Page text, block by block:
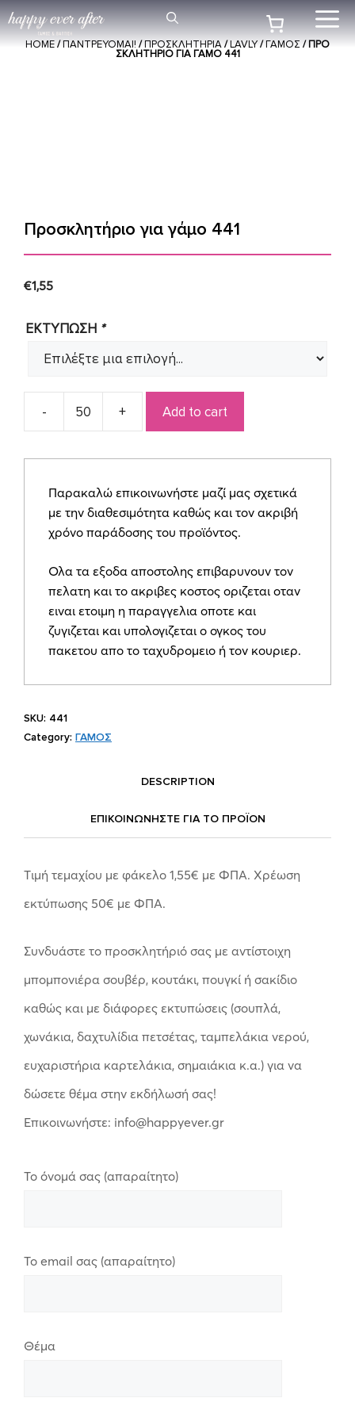
Μετάβαση
σε
περιεχόμενο
HOME/ΠΑΝΤΡΕΥΟΜΑΙ!/ΠΡΟΣΚΛΗΤΉΡΙΑ/LAVLY/ΓΑΜΟΣ/ ΠΡΟ
ΣΚΛΗΤΉΡΙΟ ΓΙΑ ΓΆΜΟ 441
Προσκλητήριο για γάμο 441
€1,55
ΕΚΤΥΠΩΣΗ *
Προσκλητήριο
γάμο
quantity
Add to cart
Παρακαλώ επικοινωνήστε μαζί μας σχετικά
με την διαθεσιμότητα καθώς και τον ακριβή
χρόνο παράδοσης του προϊόντος.
Ολα τα εξοδα αποστολης επιβαρυνουν τον
πελατη και το ακριβες κοστος οριζεται οταν
ειναι ετοιμη η παραγγελια οποτε και
ζυγιζεται και υπολογιζεται ο ογκος του
πακετου απο το ταχυδρομειο ή τον κουριερ.
SKU: 441
Category: ΓΑΜΟΣ
DESCRIPTION
ΕΠΙΚΟΙΝΩΝΗΣΤΕ ΓΙΑ ΤΟ ΠΡΟΪOΝ
Tιμή τεμαχίου με φάκελο 1,55€ με ΦΠΑ. Χρέωση
εκτύπωσης 50€ με ΦΠΑ.
Συνδυάστε το προσκλητήριό σας με αντίστοιχη
μπομπονιέρα σουβέρ, κουτάκι, πουγκί ή σακίδιο
καθώς και με διάφορες εκτυπώσεις (σουπλά,
χωνάκια, δαχτυλίδια πετσέτας, ταμπελάκια νερού,
ευχαριστήρια καρτελάκια, σημαιάκια κ.α.) για να
δώσετε θέμα στην εκδήλωσή σας!
Επικοινωνήστε: info@happyever.gr
Το όνομά σας (απαραίτητο)
Το email σας (απαραίτητο)
Θέμα